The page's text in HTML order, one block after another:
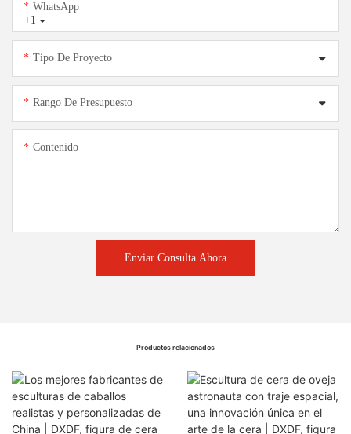
+1
WhatsApp
Tipo De Proyecto
Rango De Presupuesto
Contenido
Enviar Consulta Ahora
Productos relacionados